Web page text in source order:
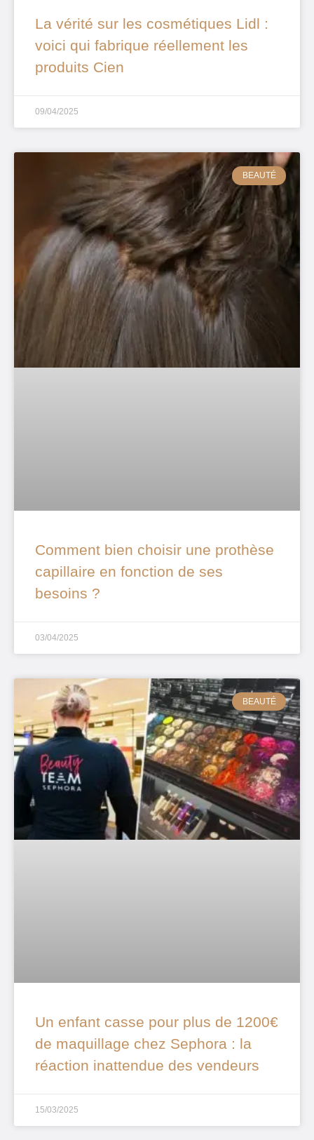
La vérité sur les cosmétiques Lidl :
voici qui fabrique réellement les
produits Cien
09/04/2025
BEAUTÉ
Comment bien choisir une prothèse
capillaire en fonction de ses
besoins ?
03/04/2025
BEAUTÉ
Un enfant casse pour plus de 1200€
de maquillage chez Sephora : la
réaction inattendue des vendeurs
15/03/2025